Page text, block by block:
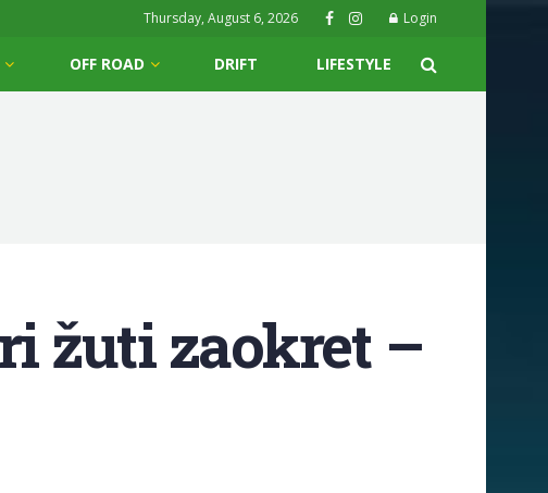
Thursday, August 6, 2026 Login
OFF ROAD DRIFT LIFESTYLE
žuti zaokret –